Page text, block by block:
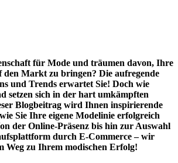
für Mode und träumen davon, Ihre
den Markt zu bringen? Die aufregende
und Trends erwartet Sie! Doch wie
setzen sich in der hart umkämpften
Blogbeitrag wird Ihnen inspirierende
Sie Ihre eigene Modelinie erfolgreich
der Online-Präsenz bis hin zur Auswahl
durch E-Commerce – wir
Weg zu Ihrem modischen Erfolg!